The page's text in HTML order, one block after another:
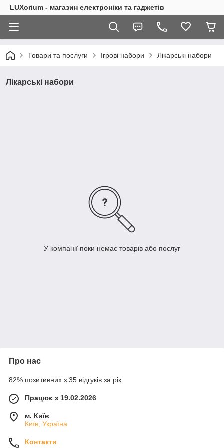
LUXorium - магазин електроніки та гаджетів
Товари та послуги Ігрові набори Лікарські набори
Лікарські набори
У компанії поки немає товарів або послуг
Про нас
82% позитивних з 35 відгуків за рік
Працює з 19.02.2026
м. Київ
Київ, Україна
Контакти